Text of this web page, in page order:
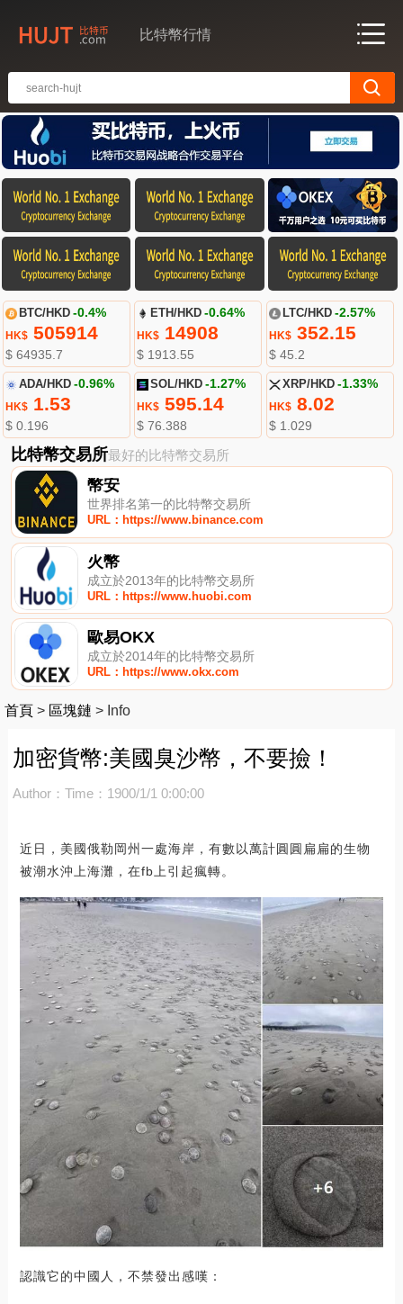
比特幣行情
BTC/HKD -0.4%
HK$505914
$ 64935.7
ETH/HKD -0.64%
HK$ 14908
$ 1913.55
LTC/HKD -2.57%
HK$352.15
$ 45.2
ADA/HKD -0.96%
HK$1.53
$ 0.196
SOL/HKD -1.27%
HK$ 595.14
$ 76.388
XRP/HKD -1.33%
HK$8.02
$ 1.029
比特幣交易所最好的比特幣交易所
幣安
世界排名第一的比特幣交易所
URL：https://www.binance.com
火幣
成立於2013年的比特幣交易所
URL：https://www.huobi.com
歐易OKX
成立於2014年的比特幣交易所
URL：https://www.okx.com
首頁 > 區塊鏈 > Info
加密貨幣:美國臭沙幣，不要撿！
Author： Time：1900/1/1 0:00:00
近日，美國俄勒岡州一處海岸，有數以萬計圓圓扁扁的生物
被潮水沖上海灘，在fb上引起瘋轉。
認識它的中國人，不禁發出感嘆：